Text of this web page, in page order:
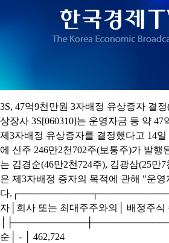
3S, 47억9천만원 3자배정 유상증자 결
상장사 3S[060310]는 운영자금 등 약
제3자배정 유상증자를 결정했다고 14일
에 신주 246만2천702주(보통주)가 발행
는 김경순(46만2천724주), 김광삼(25만
은 제3자배정 증자의 목적에 관해 "운
다
자│회사 또는 최대주주와의│ 배정주식
순│ - │ 462,724